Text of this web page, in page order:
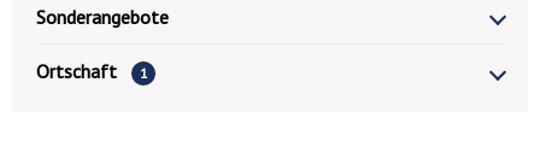
Sonderangebote
Ortschaft 1